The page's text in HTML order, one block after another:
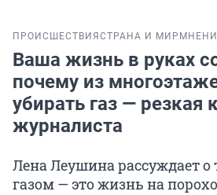
ПРОИСШЕСТВИЯ СТРАНА И МИР
Ваша жизнь в руках
почему из
убирать газ — резкая
журналиста
Лена Леушина рассуждает о
газом — это жизнь на